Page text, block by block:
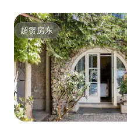
超赞房东
超赞房东